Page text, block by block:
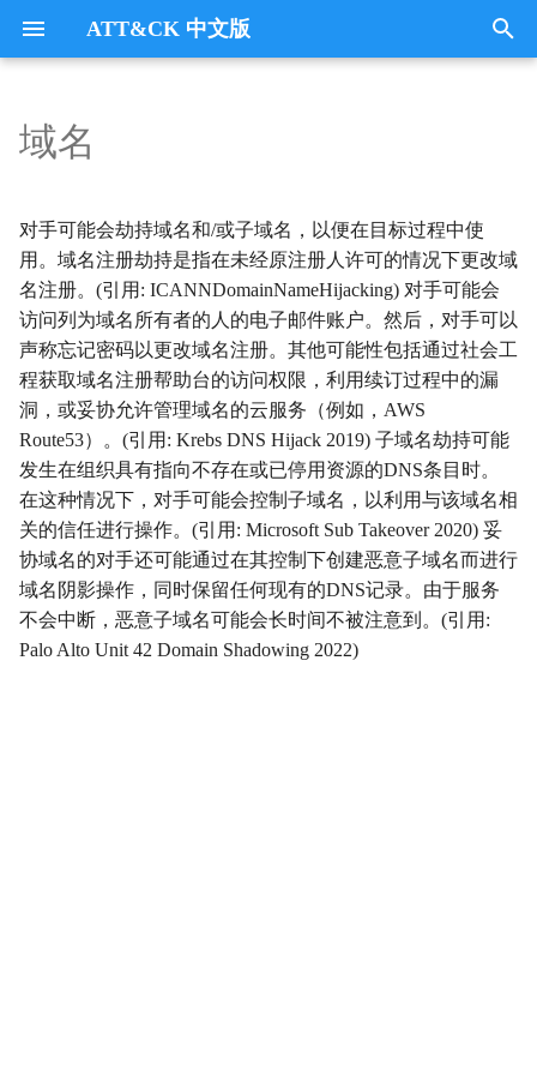
ATT&CK 中文版
入
始
搜
索
Tactics
CommandandControl
CredentialAccess
DefenseEvasion
Discovery
Execution
Exfiltration
Impact
InitialAccess
收集
指挥与控制
凭证访问
防御逃避
发现
执行
数据外传
影响
初始访问
域名
对手可能会劫持域名和/或子域名，以便在目标过程中使
用。域名注册劫持是指在未经原注册人许可的情况下更改域
名注册。(引用: ICANNDomainNameHijacking) 对手可能会
访问列为域名所有者的人的电子邮件账户。然后，对手可以
声称忘记密码以更改域名注册。其他可能性包括通过社会工
程获取域名注册帮助台的访问权限，利用续订过程中的漏
洞，或妥协允许管理域名的云服务（例如，AWS
Route53）。(引用: Krebs DNS Hijack 2019) 子域名劫持可能
发生在组织具有指向不存在或已停用资源的DNS条目时。
在这种情况下，对手可能会控制子域名，以利用与该域名相
关的信任进行操作。(引用: Microsoft Sub Takeover 2020) 妥
协域名的对手还可能通过在其控制下创建恶意子域名而进行
域名阴影操作，同时保留任何现有的DNS记录。由于服务
不会中断，恶意子域名可能会长时间不被注意到。(引用:
Palo Alto Unit 42 Domain Shadowing 2022)